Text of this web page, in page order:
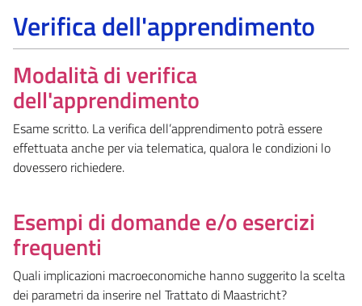
Verifica dell'apprendimento
Modalità di verifica
dell'apprendimento
Esame scritto. La verifica dell’apprendimento potrà essere
effettuata anche per via telematica, qualora le condizioni lo
dovessero richiedere.
Esempi di domande e/o esercizi
frequenti
Quali implicazioni macroeconomiche hanno suggerito la scelta
dei parametri da inserire nel Trattato di Maastricht?